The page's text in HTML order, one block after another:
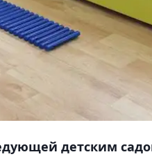
детским